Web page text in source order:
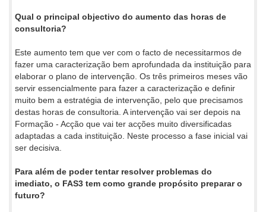
Qual o principal objectivo do aumento das horas de
consultoria?
Este aumento tem que ver com o facto de necessitarmos de
fazer uma caracterização bem aprofundada da instituição para
elaborar o plano de intervenção. Os três primeiros meses vão
servir essencialmente para fazer a caracterização e definir
muito bem a estratégia de intervenção, pelo que precisamos
destas horas de consultoria. A intervenção vai ser depois na
Formação - Acção que vai ter acções muito diversificadas
adaptadas a cada instituição. Neste processo a fase inicial vai
ser decisiva.
Para além de poder tentar resolver problemas do
imediato, o FAS3 tem como grande propósito preparar o
futuro?